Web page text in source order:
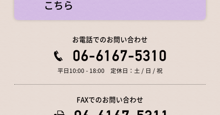
こちら
お電話でのお問い合わせ
平日10:00 - 18:00 定休日：土 / 日 / 祝
FAXでのお問い合わせ